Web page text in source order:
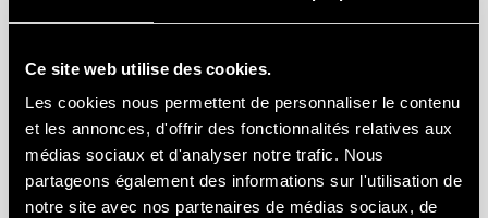
Ce site web utilise des cookies.
Les cookies nous permettent de personnaliser le contenu
et les annonces, d'offrir des fonctionnalités relatives aux
médias sociaux et d'analyser notre trafic. Nous
partageons également des informations sur l'utilisation de
notre site avec nos partenaires de médias sociaux, de
TYPE 15.71 - VARIATEUR BLUETOOTH YESLY
Puissance maximale dimmable 200 W
7 fonctions sélectionnables selon le type de charge